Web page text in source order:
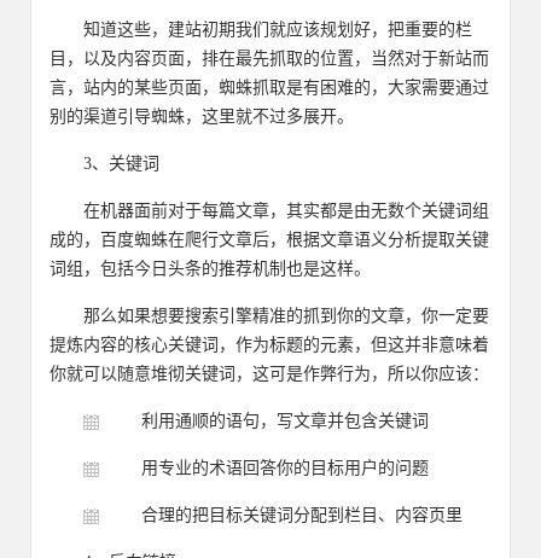
知道这些，建站初期我们就应该规划好，把重要的栏
目，以及内容页面，排在最先抓取的位置，当然对于新站而
言，站内的某些页面，蜘蛛抓取是有困难的，大家需要通过
别的渠道引导蜘蛛，这里就不过多展开。
3、关键词
在机器面前对于每篇文章，其实都是由无数个关键词组
成的，百度蜘蛛在爬行文章后，根据文章语义分析提取关键
词组，包括今日头条的推荐机制也是这样。
那么如果想要搜索引擎精准的抓到你的文章，你一定要
提炼内容的核心关键词，作为标题的元素，但这并非意味着
你就可以随意堆彻关键词，这可是作弊行为，所以你应该：
利用通顺的语句，写文章并包含关键词
用专业的术语回答你的目标用户的问题
合理的把目标关键词分配到栏目、内容页里